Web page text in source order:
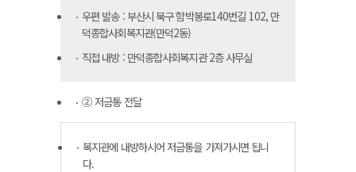
우편 발송 : 부산시 북구 함박봉로140번길 102, 만
덕종합사회복지관(만덕2동)
직접 내방 : 만덕종합사회복지관 2층 사무실
② 저금통 전달
복지관에 내방하시어 저금통을 가져가시면 됩니
다.